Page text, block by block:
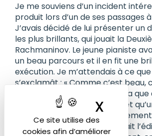
Ce site utilise des
cookies afin d’améliorer
X
Je me souviens d’un incident
produit lors d’un de ses passages
J’avais décidé de lui présenter un
les plus brillants, qui jouait la
Rachmaninov. Le jeune pianiste
un beau parcours et il en fit une
exécution. Je m’attendais à ce
s’exclamât : « Comme c’est beau,
magnifique ! » En fait il déclara
mauvais, que tout était faux et
musique n’existait tout
dernière remarque concernait